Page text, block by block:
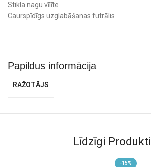
Stikla nagu vīlīte
Caurspīdīgs uzglabāšanas futrālis
Hromēta tērauda nagu knaiblītes
Stikla nagu vīlīte saudzīgai nagu apstrādei
Viegli paņemt līdzi ceļojumos
Papildus informācija
RAŽOTĀJS
Līdzīgi Produkti
-15%